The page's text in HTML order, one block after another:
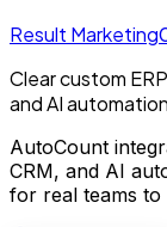
Result Marketing
Clear custom
and AI
AutoCount
CRM, and AI
for real teams to